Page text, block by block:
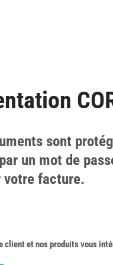
sont
un mot de
votre facture.
client et nos produits vous